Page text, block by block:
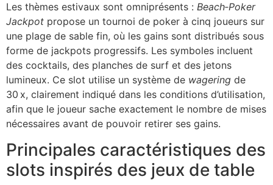
Les thèmes estivaux sont omniprésents : Beach‑Poker
Jackpot propose un tournoi de poker à cinq joueurs sur
une plage de sable fin, où les gains sont distribués sous
forme de jackpots progressifs. Les symboles incluent
des cocktails, des planches de surf et des jetons
lumineux. Ce slot utilise un système de wagering de
30 x, clairement indiqué dans les conditions d’utilisation,
afin que le joueur sache exactement le nombre de mises
nécessaires avant de pouvoir retirer ses gains.
Principales caractéristiques des
slots inspirés des jeux de table